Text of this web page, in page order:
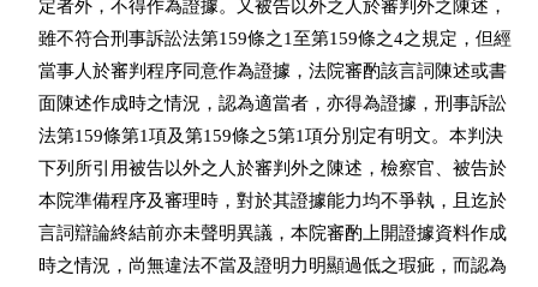
    定者外，不得作為證據。又被告以外之人於審判外之陳述，
    雖不符合刑事訴訟法第159條之1至第159條之4之規定，但經
    當事人於審判程序同意作為證據，法院審酌該言詞陳述或書
    面陳述作成時之情況，認為適當者，亦得為證據，刑事訴訟
    法第159條第1項及第159條之5第1項分別定有明文。本判決
    下列所引用被告以外之人於審判外之陳述，檢察官、被告於
    本院準備程序及審理時，對於其證據能力均不爭執，且迄於
    言詞辯論終結前亦未聲明異議，本院審酌上開證據資料作成
    時之情況，尚無違法不當及證明力明顯過低之瑕疵，而認為